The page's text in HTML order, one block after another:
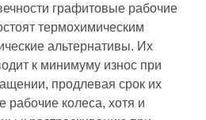
графитовые рабочие
термохимическим
альтернативы. Их
к минимуму износ при
продлевая срок их
рабочие колеса, хотя и